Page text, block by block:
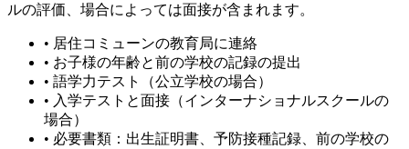
ルの評価、場合によっては面接が含まれます。
• 居住コミューンの教育局に連絡
• お子様の年齢と前の学校の記録の提出
• 語学力テスト（公立学校の場合）
• 入学テストと面接（インターナショナルスクールの
場合）
• 必要書類：出生証明書、予防接種記録、前の学校の